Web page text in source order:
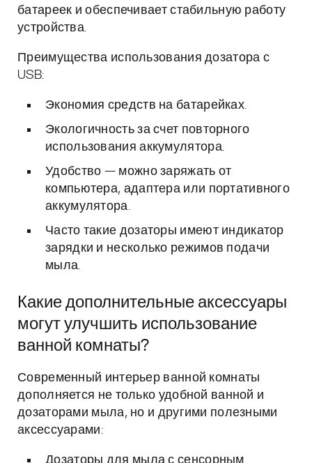
батареек и обеспечивает стабильную работу
устройства.
Преимущества использования дозатора с
USB:
Экономия средств на батарейках.
Экологичность за счет повторного
использования аккумулятора.
Удобство — можно заряжать от
компьютера, адаптера или портативного
аккумулятора.
Часто такие дозаторы имеют индикатор
зарядки и несколько режимов подачи
мыла.
Какие дополнительные аксессуары
могут улучшить использование
ванной комнаты?
Современный интерьер ванной комнаты
дополняется не только удобной ванной и
дозаторами мыла, но и другими полезными
аксессуарами:
Дозаторы для мыла с сенсорным